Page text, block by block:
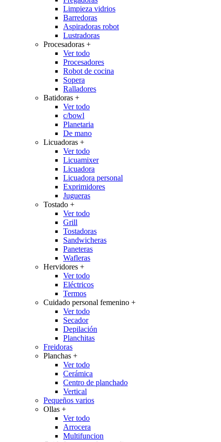
Limpieza vidrios
Barredoras
Aspiradoras robot
Lustradoras
Procesadoras +
Ver todo
Procesadores
Robot de cocina
Sopera
Ralladores
Batidoras +
Ver todo
c/bowl
Planetaria
De mano
Licuadoras +
Ver todo
Licuamixer
Licuadora
Licuadora personal
Exprimidores
Jugueras
Tostado +
Ver todo
Grill
Tostadoras
Sandwicheras
Paneteras
Wafleras
Hervidores +
Ver todo
Eléctricos
Termos
Cuidado personal femenino +
Ver todo
Secador
Depilación
Planchitas
Freidoras
Planchas +
Ver todo
Cerámica
Centro de planchado
Vertical
Pequeños varios
Ollas +
Ver todo
Arrocera
Multifuncion